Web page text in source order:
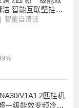
2匹 新一级能效
智能互联壁挂式